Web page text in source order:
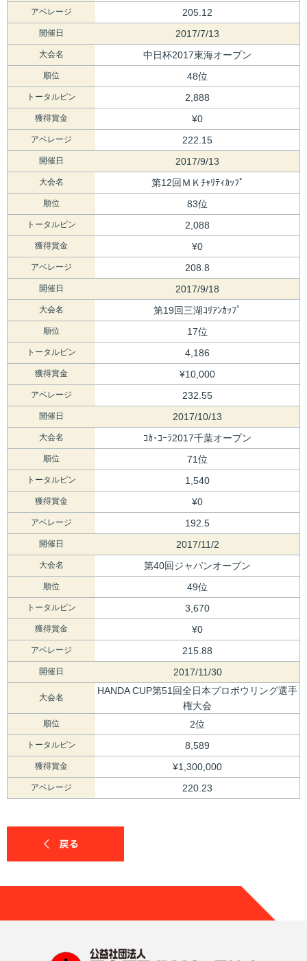
アベレージ 205.12
開催日 2017/7/13
大会名 中日杯2017東海オープン
順位 48位
トータルピン 2,888
獲得賞金 ¥0
アベレージ 222.15
開催日 2017/9/13
大会名 第12回ＭＫﾁｬﾘﾃｨｶｯﾌﾟ
順位 83位
トータルピン 2,088
獲得賞金 ¥0
アベレージ 208.8
開催日 2017/9/18
大会名 第19回三湖ｺﾘｱﾝｶｯﾌﾟ
順位 17位
トータルピン 4,186
獲得賞金 ¥10,000
アベレージ 232.55
開催日 2017/10/13
大会名 ｺｶ･ｺｰﾗ2017千葉オープン
順位 71位
トータルピン 1,540
獲得賞金 ¥0
アベレージ 192.5
開催日 2017/11/2
大会名 第40回ジャパンオープン
順位 49位
トータルピン 3,670
獲得賞金 ¥0
アベレージ 215.88
開催日 2017/11/30
大会名
HANDA CUP第51回全日本プロボウリング選手
権大会
順位 2位
トータルピン 8,589
獲得賞金 ¥1,300,000
アベレージ 220.23